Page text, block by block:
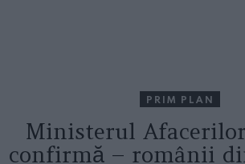
PRIM PLAN
Ministerul
confirmă – românii